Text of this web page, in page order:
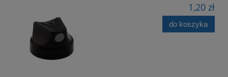
1,20 zł
do koszyka